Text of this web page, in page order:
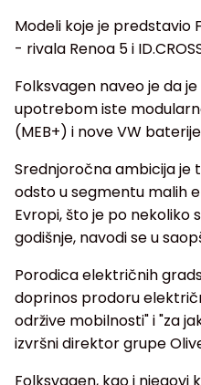
Modeli koje je predstavio
- rivala Renoa 5 i
Folksvagen naveo je da
upotrebom iste
(MEB+) i nove VW
Srednjoročna ambicija je
odsto u segmentu malih
Evropi, što je po nekoliko
godišnje, navodi se u
Porodica električnih
doprinos prodoru
održive mobilnosti" i "za
izvršni direktor grupe